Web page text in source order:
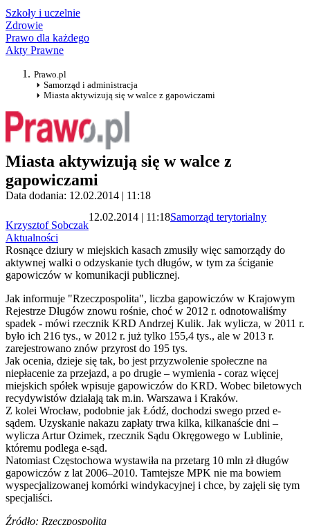
Szkoły i uczelnie
Zdrowie
Prawo dla każdego
Akty Prawne
Prawo.pl
Samorząd i administracja
Miasta aktywizują się w walce z gapowiczami
Miasta aktywizują się w walce z
gapowiczami
Data dodania: 12.02.2014 | 11:18
Krzysztof Sobczak
12.02.2014 | 11:18Samorząd terytorialny
Aktualności
Rosnące dziury w miejskich kasach zmusiły więc samorządy do
aktywnej walki o odzyskanie tych długów, w tym za ściganie
gapowiczów w komunikacji publicznej.
Jak informuje "Rzeczpospolita", liczba gapowiczów w Krajowym
Rejestrze Długów znowu rośnie, choć w 2012 r. odnotowaliśmy
spadek - mówi rzecznik KRD Andrzej Kulik. Jak wylicza, w 2011 r.
było ich 216 tys., w 2012 r. już tylko 155,4 tys., ale w 2013 r.
zarejestrowano znów przyrost do 195 tys.
Jak ocenia, dzieje się tak, bo jest przyzwolenie społeczne na
niepłacenie za przejazd, a po drugie – wymienia - coraz więcej
miejskich spółek wpisuje gapowiczów do KRD. Wobec biletowych
recydywistów działają tak m.in. Warszawa i Kraków.
Z kolei Wrocław, podobnie jak Łódź, dochodzi swego przed e-
sądem. Uzyskanie nakazu zapłaty trwa kilka, kilkanaście dni –
wylicza Artur Ozimek, rzecznik Sądu Okręgowego w Lublinie,
któremu podlega e-sąd.
Natomiast Częstochowa wystawiła na przetarg 10 mln zł długów
gapowiczów z lat 2006–2010. Tamtejsze MPK nie ma bowiem
wyspecjalizowanej komórki windykacyjnej i chce, by zajęli się tym
specjaliści.
Źródło: Rzeczpospolita